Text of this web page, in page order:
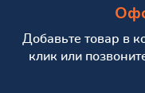
Добавьте товар в
клик или